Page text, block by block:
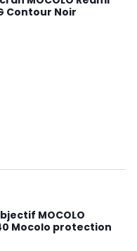
Contour Noir
MOCOLO
Mocolo protection